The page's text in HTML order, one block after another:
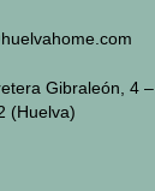
Gibraleón, 4 –
(Huelva)